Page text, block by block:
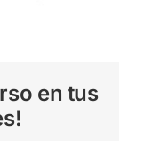
en tus